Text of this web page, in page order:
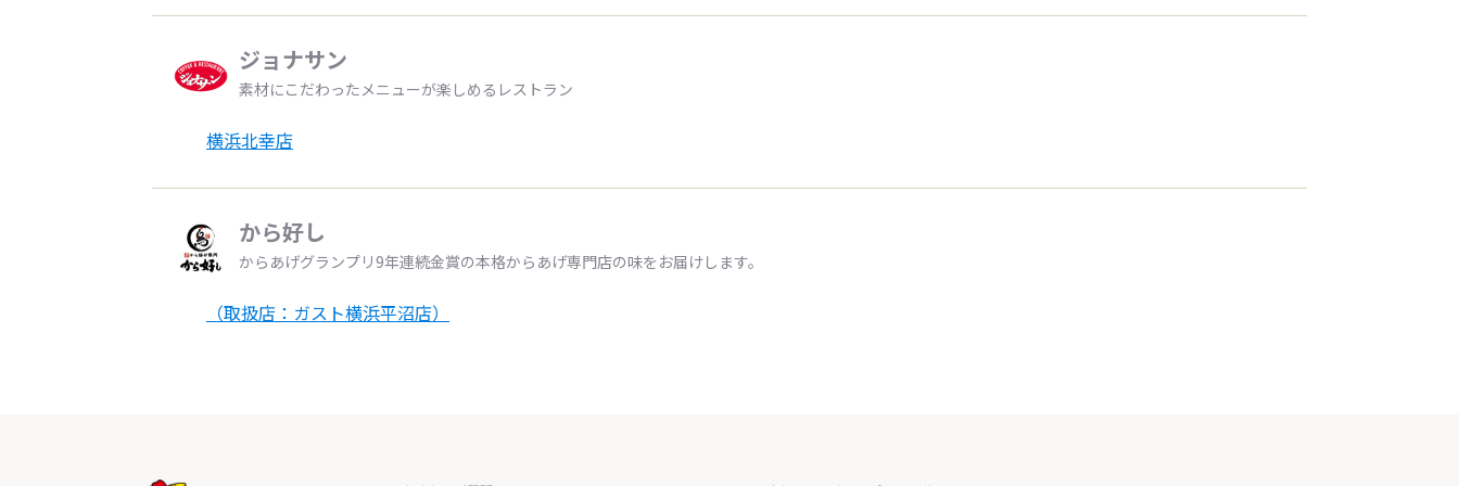
ジョナサン
素材にこだわったメニューが楽しめるレストラン
横浜北幸店
から好し
からあげグランプリ9年連続金賞の本格からあげ専門店の味をお届けします。
（取扱店：ガスト横浜平沼店）